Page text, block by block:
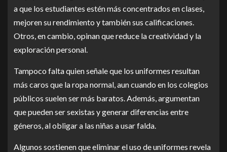
a que los estudiantes estén más concentrados en clases,
mejoren su rendimiento y también sus calificaciones.
Otros, en cambio, opinan que reduce la creatividad y la
exploración personal.
Tampoco falta quien señale que los uniformes resultan
más caros que la ropa normal, aun cuando en los colegios
públicos suelen ser más baratos. Además, argumentan
que pueden ser sexistas y generar diferencias entre
géneros, al obligar a las niñas a usar falda.
Algunos sostienen que eliminar el uso de uniformes revela